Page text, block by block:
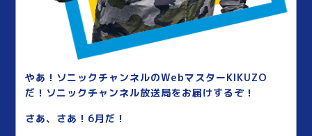
やあ！ソニックチャンネルのWebマスターKIKUZO
だ！ソニックチャンネル放送局をお届けするぞ！
さあ、さあ！6月だ！